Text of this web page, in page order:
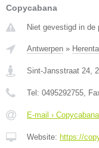
Copycabana
Niet gevestigd in de
Antwerpen »
Sint-Jansstraat 24
Tel: 0495292755 ,
E-mail › Copycabana
Website: https://